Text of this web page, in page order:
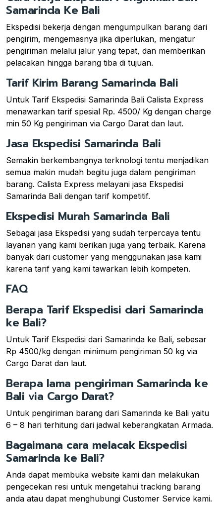
Samarinda Ke Bali
Ekspedisi bekerja dengan mengumpulkan barang dari
pengirim, mengemasnya jika diperlukan, mengatur
pengiriman melalui jalur yang tepat, dan memberikan
pelacakan hingga barang tiba di tujuan.
Tarif Kirim Barang Samarinda Bali
Untuk Tarif Ekspedisi Samarinda Bali Calista Express
menawarkan tarif spesial Rp. 4500/ Kg dengan charge
min 50 Kg pengiriman via Cargo Darat dan laut.
Jasa Ekspedisi Samarinda Bali
Semakin berkembangnya terknologi tentu menjadikan
semua makin mudah begitu juga dalam pengiriman
barang. Calista Express melayani jasa Ekspedisi
Samarinda Bali dengan tarif kompetitif.
Ekspedisi Murah Samarinda Bali
Sebagai jasa Ekspedisi yang sudah terpercaya tentu
layanan yang kami berikan juga yang terbaik. Karena
banyak dari customer yang menggunakan jasa kami
karena tarif yang kami tawarkan lebih kompeten.
FAQ
Berapa Tarif Ekspedisi dari Samarinda
ke Bali?
Untuk Tarif Ekspedisi dari Samarinda ke Bali, sebesar
Rp 4500/kg dengan minimum pengiriman 50 kg via
Cargo Darat dan laut.
Berapa lama pengiriman Samarinda ke
Bali via Cargo Darat?
Untuk pengiriman barang dari Samarinda ke Bali yaitu
6 – 8 hari terhitung dari jadwal keberangkatan Armada.
Bagaimana cara melacak Ekspedisi
Samarinda ke Bali?
Anda dapat membuka website kami dan melakukan
pengecekan resi untuk mengetahui tracking barang
anda atau dapat menghubungi Customer Service kami.